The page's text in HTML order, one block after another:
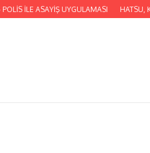
UYGULAMASI HATSU, KUMLU BATI